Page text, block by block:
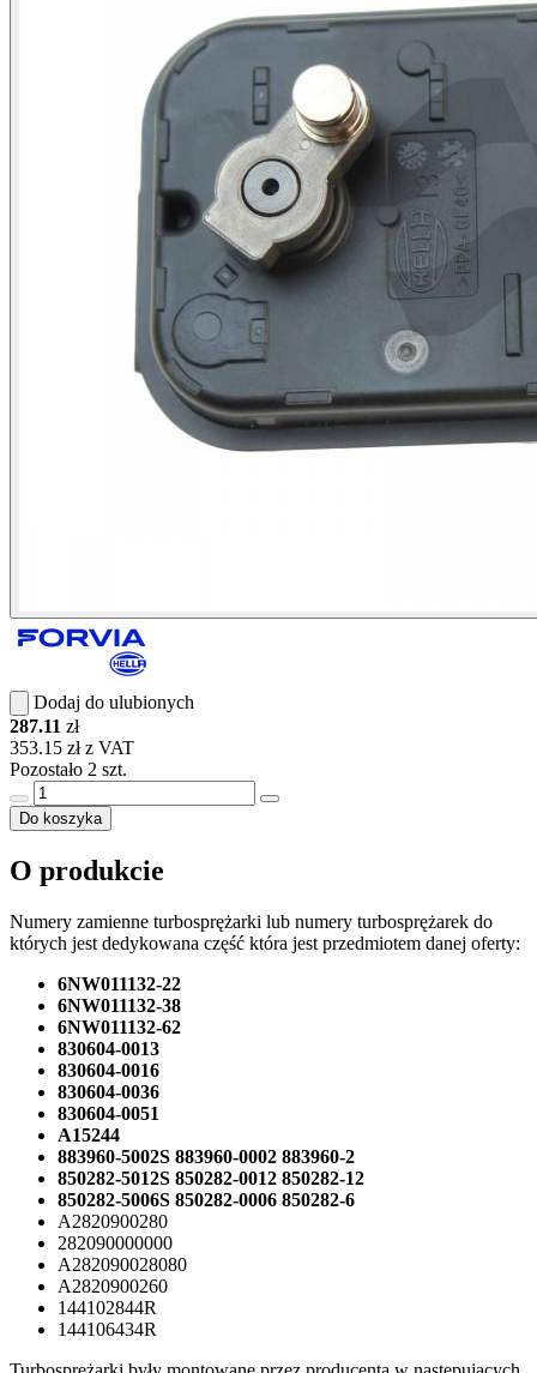
Dodaj do ulubionych
287.11 zł
353.15 zł z VAT
Pozostało 2 szt.
Do koszyka
O produkcie
Numery zamienne turbosprężarki lub numery turbosprężarek do
których jest dedykowana część która jest przedmiotem danej oferty:
6NW011132-22
6NW011132-38
6NW011132-62
830604-0013
830604-0016
830604-0036
830604-0051
A15244
883960-5002S 883960-0002 883960-2
850282-5012S 850282-0012 850282-12
850282-5006S 850282-0006 850282-6
A2820900280
282090000000
A282090028080
A2820900260
144102844R
144106434R